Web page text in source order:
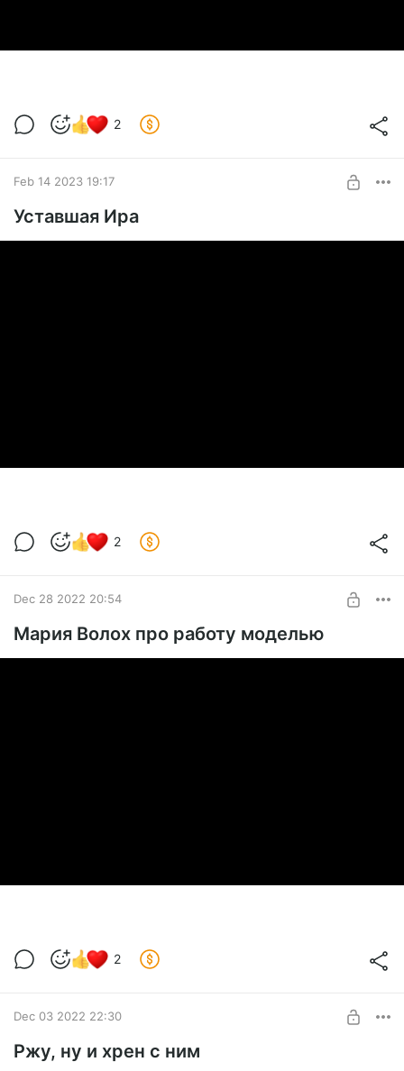
2
Feb 14 2023 19:17
Уставшая Ира
2
Dec 28 2022 20:54
Мария Волох про работу моделью
2
Dec 03 2022 22:30
Ржу, ну и хрен с ним